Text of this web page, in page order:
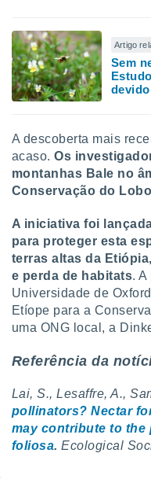
Artigo
Sem
A descoberta mais
acaso.Os
montanhas Bale no
Conservação do
A iniciativa foi
para proteger esta
terras altas da
e perda de habitats.
Universidade de
Etíope para a
uma ONG local, a
Referência da
Lai, S., Lesaffre, A.,
pollinators? Nectar
may contribute to
foliosa.Ecological